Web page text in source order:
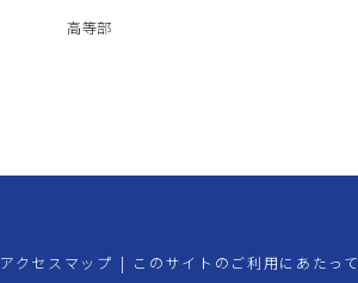
高等部
アクセスマップ | このサイトのご利用にあたって